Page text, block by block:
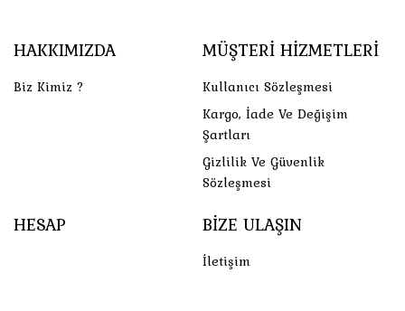
HAKKIMIZDA
Biz Kimiz ?
MÜŞTERI HIZMETLERI
Kullanıcı Sözleşmesi
Kargo, İade Ve Değişim
Şartları
Gizlilik Ve Güvenlik
Sözleşmesi
HESAP BIZE ULAŞIN
İletişim